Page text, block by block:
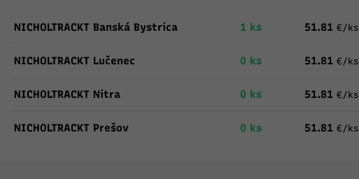
NICHOLTRACKT Banská Bystrica 1 ks 51.81 €/ks
NICHOLTRACKT Lučenec 0 ks 51.81 €/ks
NICHOLTRACKT Nitra 0 ks 51.81 €/ks
NICHOLTRACKT Prešov 0 ks 51.81 €/ks